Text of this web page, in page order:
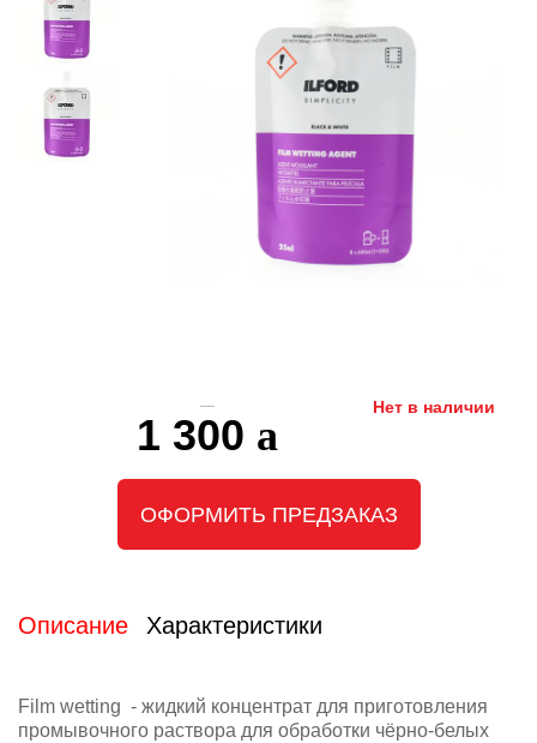
Нет в наличии
1 300
ОФОРМИТЬ ПРЕДЗАКАЗ
Описание Характеристики
Film wetting - жидкий концентрат для приготовления
промывочного раствора для обработки чёрно-белых